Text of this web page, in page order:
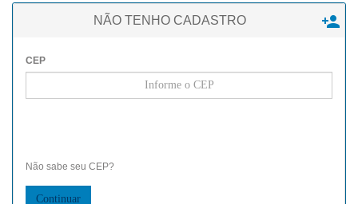
NÃO TENHO CADASTRO 
CEP
Não sabe seu CEP?